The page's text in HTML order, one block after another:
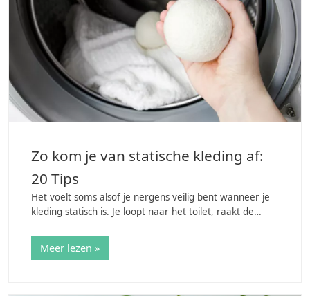
Zo kom je van statische kleding af:
20 Tips
Het voelt soms alsof je nergens veilig bent wanneer je
kleding statisch is. Je loopt naar het toilet, raakt de
Meer lezen »